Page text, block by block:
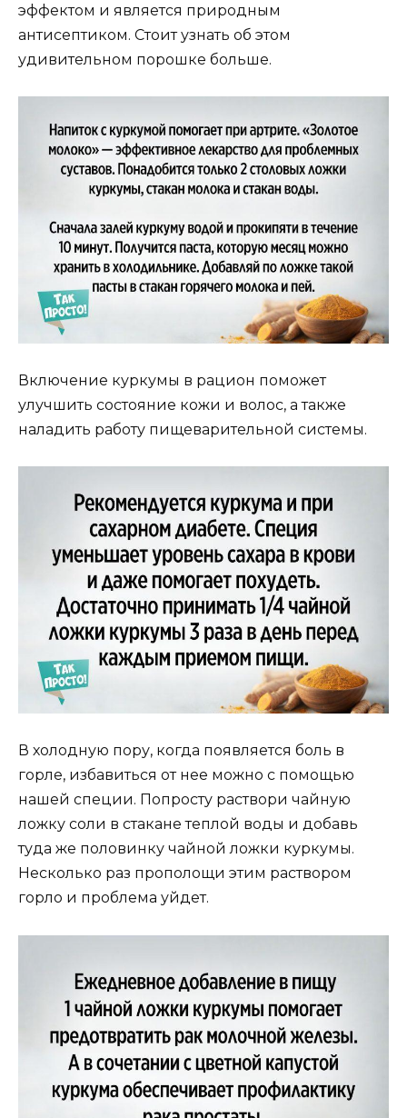
эффектом и является природным
антисептиком. Стоит узнать об этом
удивительном порошке больше.
Включение куркумы в рацион поможет
улучшить состояние кожи и волос, а также
наладить работу пищеварительной системы.
В холодную пору, когда появляется боль в
горле, избавиться от нее можно с помощью
нашей специи. Попросту раствори чайную
ложку соли в стакане теплой воды и добавь
туда же половинку чайной ложки куркумы.
Несколько раз прополощи этим раствором
горло и проблема уйдет.